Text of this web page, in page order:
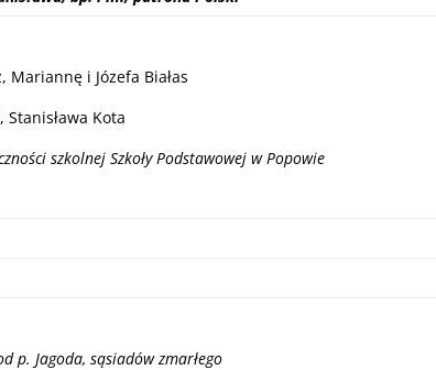
Mariannę i Józefa Białas
Stanisława Kota
szkolnej Szkoły Podstawowej w Popowie
p. Jagoda, sąsiadów zmarłego